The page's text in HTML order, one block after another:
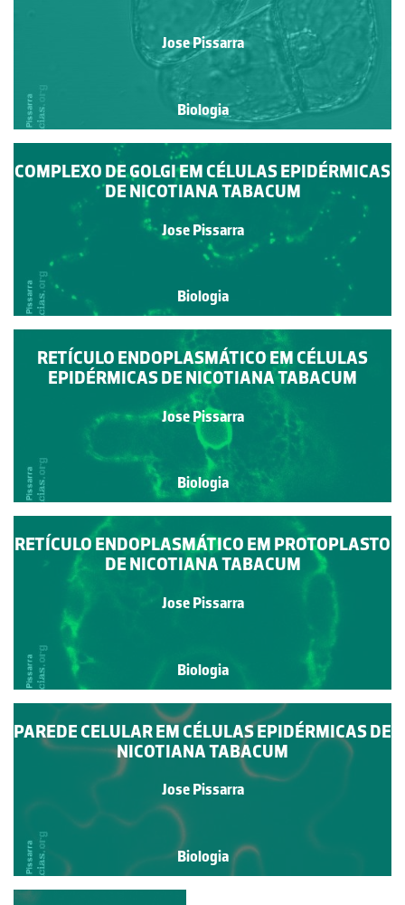
Jose Pissarra
Biologia
COMPLEXO DE GOLGI EM CÉLULAS EPIDÉRMICAS
DE NICOTIANA TABACUM
Jose Pissarra
Biologia
RETÍCULO ENDOPLASMÁTICO EM CÉLULAS
EPIDÉRMICAS DE NICOTIANA TABACUM
Jose Pissarra
Biologia
RETÍCULO ENDOPLASMÁTICO EM PROTOPLASTO
DE NICOTIANA TABACUM
Jose Pissarra
Biologia
PAREDE CELULAR EM CÉLULAS EPIDÉRMICAS DE
NICOTIANA TABACUM
Jose Pissarra
Biologia